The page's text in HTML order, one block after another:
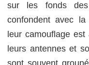
sur les fonds
confondent avec
leur camouflage
leurs antennes et